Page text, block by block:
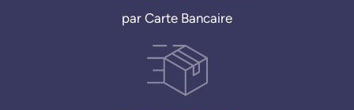
par Carte Bancaire